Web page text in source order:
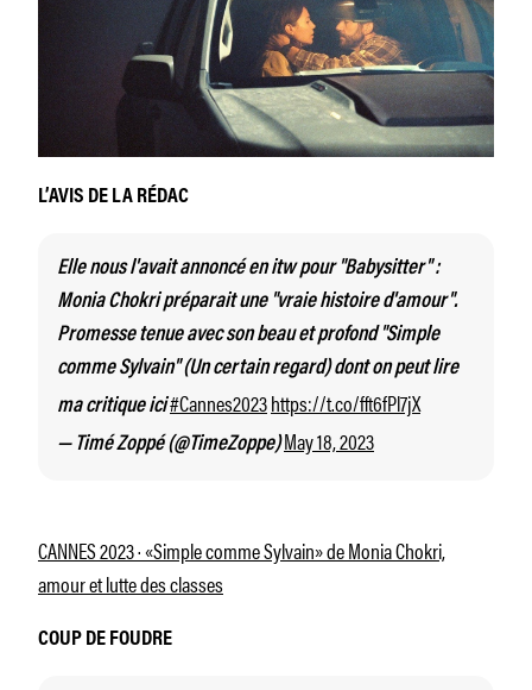
L’AVIS DE LA RÉDAC
Elle nous l'avait annoncé en itw pour "Babysitter" :
Monia Chokri préparait une "vraie histoire d'amour".
Promesse tenue avec son beau et profond "Simple
comme Sylvain" (Un certain regard) dont on peut lire
ma critique ici#Cannes2023https://t.co/fft6fPl7jX
— Timé Zoppé (@TimeZoppe)May 18, 2023
CANNES 2023 · «Simple comme Sylvain» de Monia Chokri,
amour et lutte des classes
COUP DE FOUDRE